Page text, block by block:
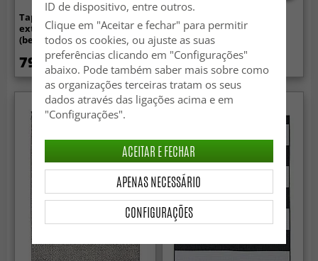
Tapete para interior e
exterior - Milford Wool Look
(bege)
79.99 €
Indoor/Outdoor Devon
(bege)
64.99 €
ID de dispositivo, entre outros.
Clique em "Aceitar e fechar" para permitir
todos os cookies, ou ajuste as suas
preferências clicando em "Configurações"
abaixo. Pode também saber mais sobre como
as organizações terceiras tratam os seus
dados através das ligações acima e em
"Configurações".
CONFIGURAÇÕES
APENAS NECESSÁRIO
ACEITAR E FECHAR